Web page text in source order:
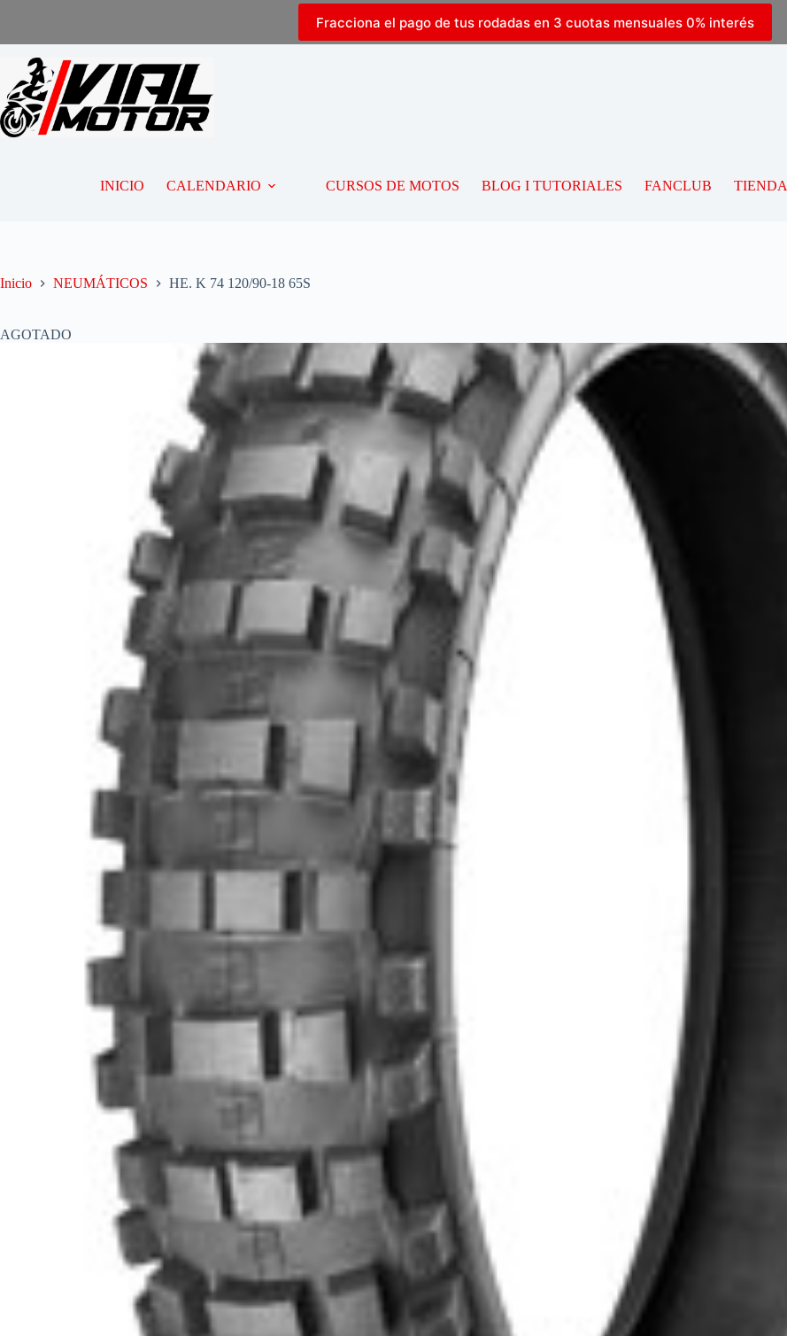
Fracciona el pago de tus rodadas en 3 cuotas mensuales 0% interés
INICIO CALENDARIO CURSOS DE MOTOS BLOG I TUTORIALES FANCLUB TIENDA
Inicio NEUMÁTICOS HE. K 74 120/90-18 65S
AGOTADO